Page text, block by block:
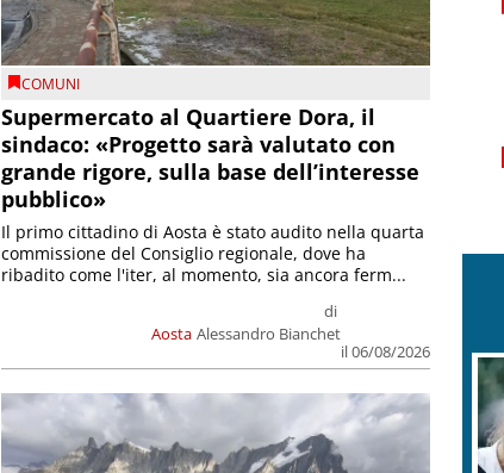
COMUNI
Supermercato al Quartiere Dora, il
sindaco: «Progetto sarà valutato con
grande rigore, sulla base dell’interesse
pubblico»
Aosta
di
Alessandro Bianchet
il 06/08/2026
Il primo cittadino di Aosta è stato audito nella quarta
commissione del Consiglio regionale, dove ha
ribadito come l'iter, al momento, sia ancora ferm...